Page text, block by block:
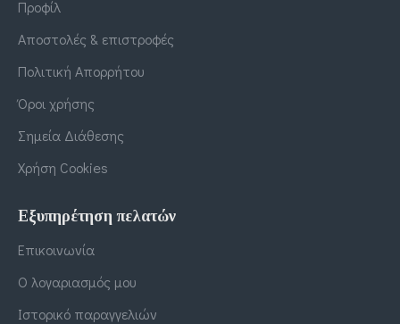
Προφίλ
Αποστολές & επιστροφές
Πολιτική Απορρήτου
Όροι χρήσης
Σημεία Διάθεσης
Χρήση Cookies
Εξυπηρέτηση πελατών
Επικοινωνία
Ο λογαριασμός μου
Ιστορικό παραγγελιών